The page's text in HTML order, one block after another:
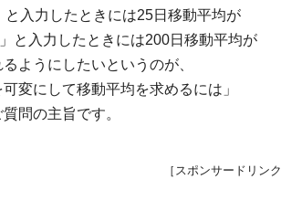
入力したときには25日移動平均が
と入力したときには200日移動平均が
ようにしたいというのが、
可変にして移動平均を求めるには」
問の主旨です。
［スポンサードリンク